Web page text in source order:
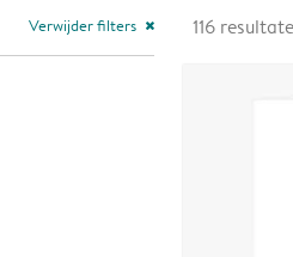
Verwijder filters close 116